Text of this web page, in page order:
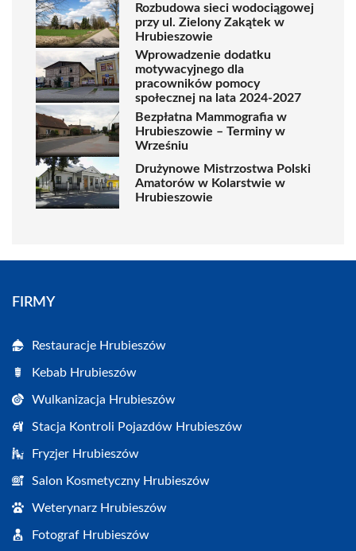
Rozbudowa sieci wodociągowej
przy ul. Zielony Zakątek w
Hrubieszowie
Wprowadzenie dodatku
motywacyjnego dla
pracowników pomocy
społecznej na lata 2024-2027
Bezpłatna Mammografia w
Hrubieszowie – Terminy w
Wrześniu
Drużynowe Mistrzostwa Polski
Amatorów w Kolarstwie w
Hrubieszowie
FIRMY
Restauracje Hrubieszów
Kebab Hrubieszów
Wulkanizacja Hrubieszów
Stacja Kontroli Pojazdów Hrubieszów
Fryzjer Hrubieszów
Salon Kosmetyczny Hrubieszów
Weterynarz Hrubieszów
Fotograf Hrubieszów